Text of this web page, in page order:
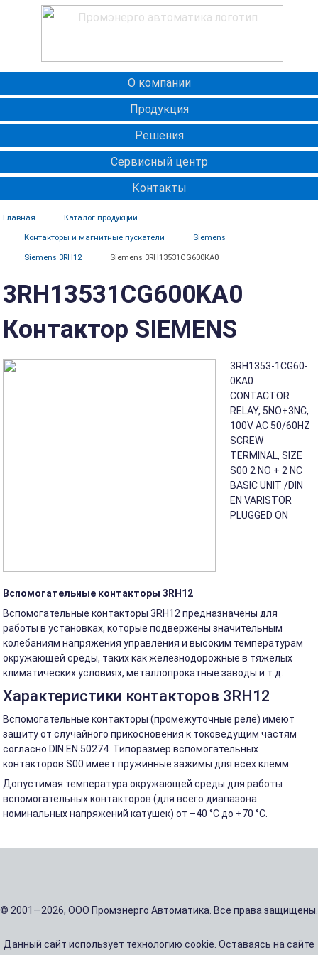
О компании
Продукция
Решения
Сервисный центр
Контакты
Главная Каталог продукции
Контакторы и магнитные пускатели Siemens
Siemens 3RH12 Siemens 3RH13531CG600KA0
3RH13531CG600KA0
Контактор SIEMENS
3RH1353-1CG60-
0KA0
CONTACTOR
RELAY, 5NO+3NC,
100V AC 50/60HZ
SCREW
TERMINAL, SIZE
S00 2 NO + 2 NC
BASIC UNIT /DIN
EN VARISTOR
PLUGGED ON
Вспомогательные контакторы 3RH12
Вспомогательные контакторы 3RH12 предназначены для
работы в установках, которые подвержены значительным
колебаниям напряжения управления и высоким температурам
окружающей среды, таких как железнодорожные в тяжелых
климатических условиях, металлопрокатные заводы и т.д.
Характеристики контакторов 3RH12
Вспомогательные контакторы (промежуточные реле) имеют
защиту от случайного прикосновения к токоведущим частям
согласно DIN EN 50274. Типоразмер вспомогательных
контакторов S00 имеет пружинные зажимы для всех клемм.
Допустимая температура окружающей среды для работы
вспомогательных контакторов (для всего диапазона
номинальных напряжений катушек) от –40 °C до +70 °C.
© 2001—2026, ООО Промэнерго Автоматика. Все права защищены.
Данный сайт использует технологию cookie. Оставаясь на сайте